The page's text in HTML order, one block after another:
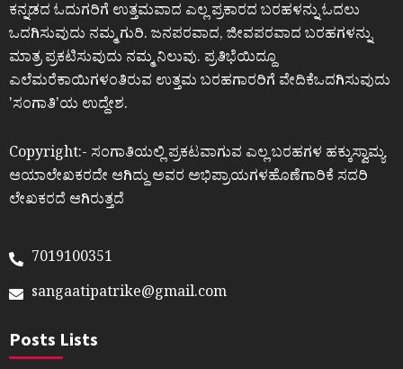
ಕನ್ನಡದ ಓದುಗರಿಗೆ ಉತ್ತಮವಾದ ಎಲ್ಲ ಪ್ರಕಾರದ ಬರಹಳನ್ನು ಓದಲು
ಒದಗಿಸುವುದು ನಮ್ಮ ಗುರಿ. ಜನಪರವಾದ, ಜೀವಪರವಾದ ಬರಹಗಳನ್ನು
ಮಾತ್ರ ಪ್ರಕಟಿಸುವುದು ನಮ್ಮ ನಿಲುವು. ಪ್ರತಿಭೆಯಿದ್ದೂ
ಎಲೆಮರೆಕಾಯಿಗಳಂತಿರುವ ಉತ್ತಮ ಬರಹಗಾರರಿಗೆ ವೇದಿಕೆಒದಗಿಸುವುದು
ʼಸಂಗಾತಿʼಯ ಉದ್ದೇಶ.
Copyright:- ಸಂಗಾತಿಯಲ್ಲಿ ಪ್ರಕಟವಾಗುವ ಎಲ್ಲ ಬರಹಗಳ ಹಕ್ಕುಸ್ವಾಮ್ಯ
ಆಯಾಲೇಖಕರದೇ ಆಗಿದ್ದು ಅವರ ಅಭಿಪ್ರಾಯಗಳಹೊಣೆಗಾರಿಕೆ ಸದರಿ
ಲೇಖಕರದೆ ಆಗಿರುತ್ತದೆ
7019100351
sangaatipatrike@gmail.com
Posts Lists